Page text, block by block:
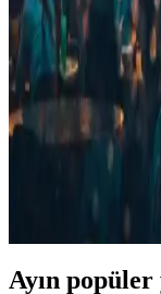
İki popüler katlanır
Litus'un özellikleri ve
konfor, taşıma ve
Nescafe 10'lu
Çözümü
Nescafe 10'lu
tutkunlarının
seçenekleriyle
Ayın popüler